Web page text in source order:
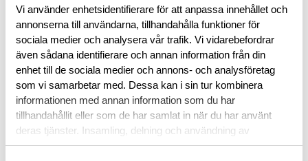
Vi använder enhetsidentifierare för att anpassa innehållet och
annonserna till användarna, tillhandahålla funktioner för
sociala medier och analysera vår trafik. Vi vidarebefordrar
även sådana identifierare och annan information från din
enhet till de sociala medier och annons- och analysföretag
som vi samarbetar med. Dessa kan i sin tur kombinera
informationen med annan information som du har
tillhandahållit eller som de har samlat in när du har använt
deras tjänster. Insamling, delning och användning av
personuppgifter kan användas för personalisering av
BESKRIVNING
RECENSIONER
OM VARUMÄRKET